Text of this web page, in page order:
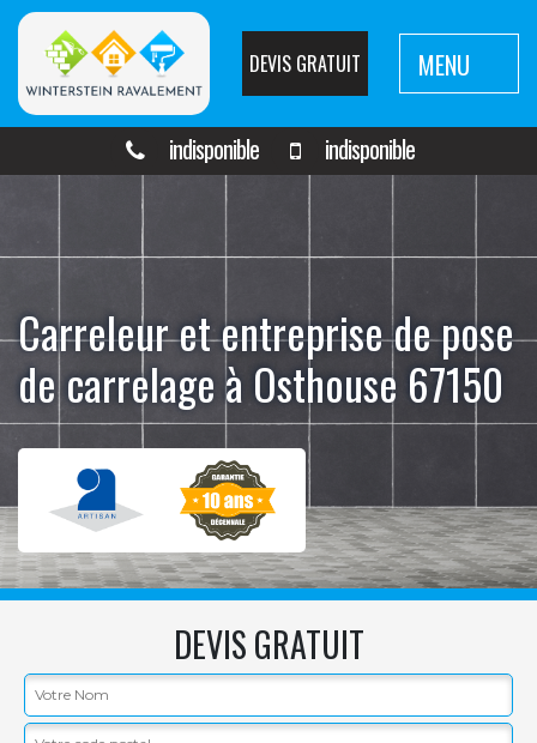
DEVIS GRATUIT MENU
indisponible indisponible
Carreleur et entreprise de pose
de carrelage à Osthouse 67150
DEVIS GRATUIT